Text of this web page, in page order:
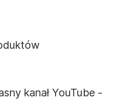
kanał YouTube -